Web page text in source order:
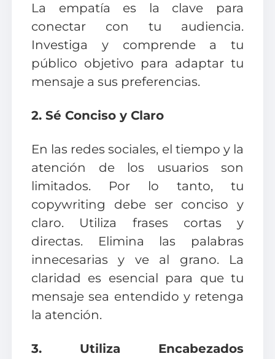
La empatía es la clave para
conectar con tu audiencia.
Investiga y comprende a tu
público objetivo para adaptar tu
mensaje a sus preferencias.
2. Sé Conciso y Claro
En las redes sociales, el tiempo y la
atención de los usuarios son
limitados. Por lo tanto, tu
copywriting debe ser conciso y
claro. Utiliza frases cortas y
directas. Elimina las palabras
innecesarias y ve al grano. La
claridad es esencial para que tu
mensaje sea entendido y retenga
la atención.
3. Utiliza Encabezados